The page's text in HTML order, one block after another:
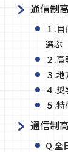
通信制
１.
選ぶ
２.
３.
４.奨
５.
通信制
Q.全